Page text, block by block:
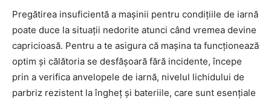
Pregătirea insuficientă a mașinii pentru condițiile de iarnă
poate duce la situații nedorite atunci când vremea devine
capricioasă. Pentru a te asigura că mașina ta funcționează
optim și călătoria se desfășoară fără incidente, începe
prin a verifica anvelopele de iarnă, nivelul lichidului de
parbriz rezistent la îngheț și bateriile, care sunt esențiale